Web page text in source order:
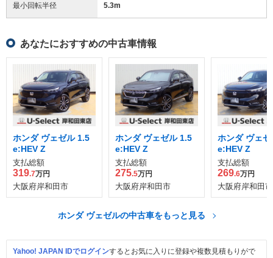
最小回転半径 5.3m
あなたにおすすめの中古車情報
ホンダ ヴェゼル 1.5
e:HEV Z
支払総額
319.7万円
大阪府岸和田市
ホンダ ヴェゼル 1.5
e:HEV Z
支払総額
275.5万円
大阪府岸和田市
ホンダ ヴェ
e:HEV Z
支払総額
269.6万円
大阪府岸和田市
ホンダ ヴェゼルの中古車をもっと見る
Yahoo! JAPAN IDでログインするとお気に入りに登録や複数見積もりがで